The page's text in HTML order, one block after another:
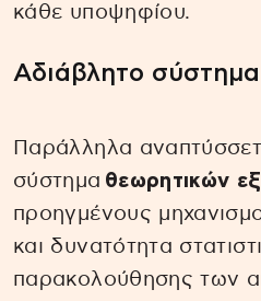
κάθε υποψηφίου.
Αδιάβλητο
Παράλληλα
σύστημα θεωρητικών
προηγμένους
και δυνατότητα
παρακολούθησης των